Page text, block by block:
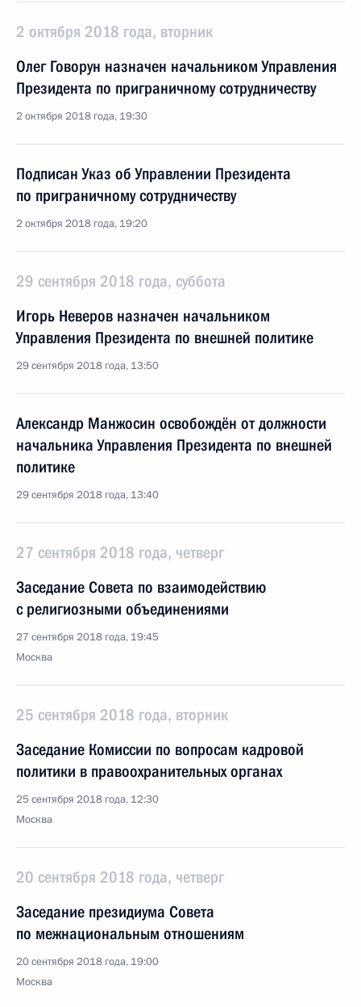
2 октября 2018 года, вторник
Олег Говорун назначен начальником Управления
Президента по приграничному сотрудничеству
2 октября 2018 года, 19:30
Подписан Указ об Управлении Президента
по приграничному сотрудничеству
2 октября 2018 года, 19:20
29 сентября 2018 года, суббота
Игорь Неверов назначен начальником
Управления Президента по внешней политике
29 сентября 2018 года, 13:50
Александр Манжосин освобождён от должности
начальника Управления Президента по внешней
политике
29 сентября 2018 года, 13:40
27 сентября 2018 года, четверг
Заседание Совета по взаимодействию
с религиозными объединениями
27 сентября 2018 года, 19:45
Москва
25 сентября 2018 года, вторник
Заседание Комиссии по вопросам кадровой
политики в правоохранительных органах
25 сентября 2018 года, 12:30
Москва
20 сентября 2018 года, четверг
Заседание президиума Совета
по межнациональным отношениям
20 сентября 2018 года, 19:00
Москва